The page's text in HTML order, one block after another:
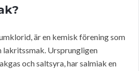
är en kemisk förening som
lakritssmak. Ursprungligen
och saltsyra, har salmiak en